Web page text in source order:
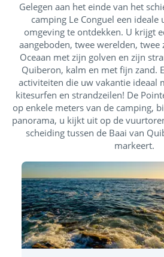
Gelegen aan het einde van het
camping Le Conguel een ideale
omgeving te ontdekken. U krijgt
aangeboden, twee werelden, twee
Oceaan met zijn golven en zijn
Quiberon, kalm en met fijn zand.
activiteiten die uw vakantie ideaal
kitesurfen en strandzeilen! De
op enkele meters van de camping,
panorama, u kijkt uit op de
scheiding tussen de Baai van
markeert.